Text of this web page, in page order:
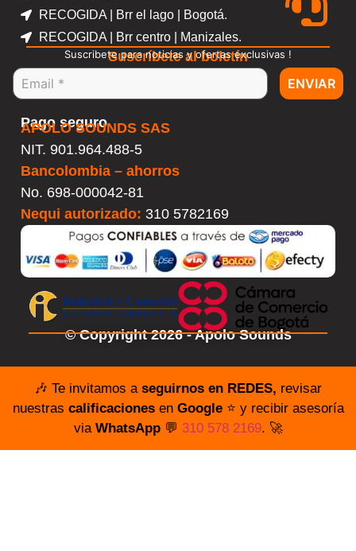
RECOGIDA | Brr el lago | Bogotá.
RECOGIDA | Brr centro | Manizales.
Suscríbete al boletín
Suscribete para noticias y ofertas exclusivas !
ENVIAR
Pago seguro
APOLO SOUNDS SAS
NIT. 901.964.488-5
Bancolombia – ahorros
No. 698-000042-81
Nequi autorizado: 310 5782169
© Copyright 2026 - Apolo Sounds
🎶 Te invitamos a seguirnos en REDES, revisar
nuestras calificacionesen Google⭐️ y recibir asesoría
via WhatsApp💬 310 578 2169. 🚀